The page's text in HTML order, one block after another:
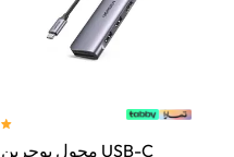
محول يوجرين USB-C